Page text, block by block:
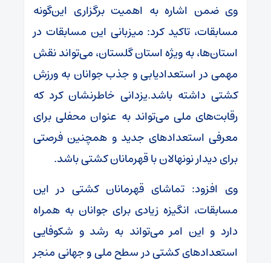
وی ضمن اشاره به اهمیت برگزاری این‌گونه
مسابقات، تاکید کرد: میزبانی این مسابقات در
استان‌ها، به ویژه استان گلستان، می‌تواند نقش
مهمی در استعدادیابی و جذب جوانان به ورزش
کشتی داشته باشد.یزدانی خاطرنشان کرد که
رقابت‌های ملی می‌تواند به عنوان محفلی برای
معرفی استعدادهای جدید و همچنین فرصتی
برای دیدار نونهالان با قهرمانان کشتی باشد.
وی افزود: تماشای قهرمانان کشتی در این
مسابقات، انگیزه زیادی برای جوانان به همراه
دارد و این امر می‌تواند به رشد و شکوفایی
استعدادهای کشتی در سطح ملی و جهانی منجر